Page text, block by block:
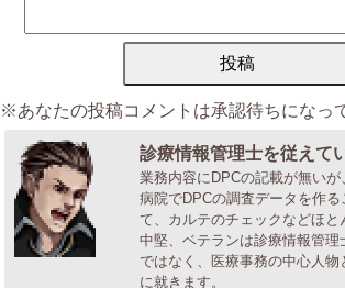
※あなたの投稿コメントは承認待ちになっ
診療情報管理士を従えて
業務内容にDPCの記載が無いが
病院でDPCの調査データを作
て、カルテのチェックなどほと
中堅、ベテランは診療情報管理
ではなく、医療事務の中心人
に就きます。